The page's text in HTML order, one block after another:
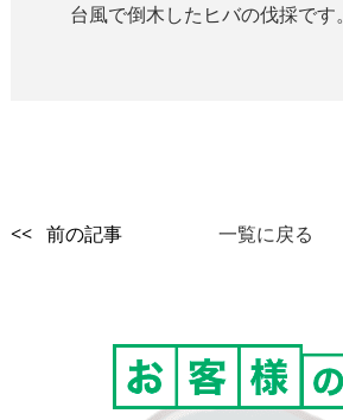
台風で倒木したヒバの伐採です。
<< 前の記事 一覧に戻る